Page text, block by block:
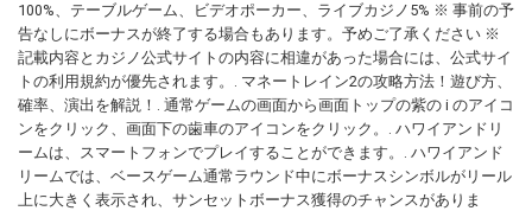
100%、テーブルゲーム、ビデオポーカー、ライブカジノ5% ※ 事前の予
告なしにボーナスが終了する場合もあります。予めご了承ください ※
記載内容とカジノ公式サイトの内容に相違があった場合には、公式サイ
トの利用規約が優先されます。. マネートレイン2の攻略方法！遊び方、
確率、演出を解説！. 通常ゲームの画面から画面トップの紫の i のアイコ
ンをクリック、画面下の歯車のアイコンをクリック。. ハワイアンドリ
ームは、スマートフォンでプレイすることができます。. ハワイアンド
リームでは、ベースゲーム通常ラウンド中にボーナスシンボルがリール
上に大きく表示され、サンセットボーナス獲得のチャンスがありま